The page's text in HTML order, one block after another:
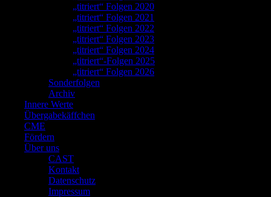
„titriert“ Folgen 2020
„titriert“ Folgen 2021
„titriert“ Folgen 2022
„titriert“ Folgen 2023
„titriert“ Folgen 2024
„titriert“-Folgen 2025
„titriert“ Folgen 2026
Sonderfolgen
Archiv
Innere Werte
Übergabekäffchen
CME
Fördern
Über uns
CAST
Kontakt
Datenschutz
Impressum